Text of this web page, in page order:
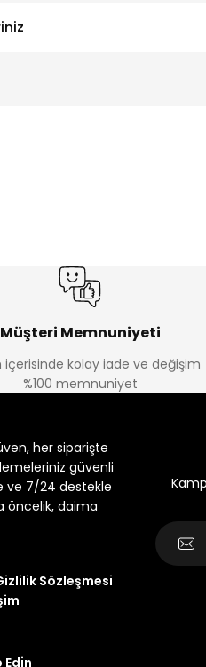
Müşteri Memnuniyeti
içerisinde kolay iade ve değişim
%100 memnuniyet
her siparişte
güvenli
ve 7/24 destekle
öncelik, daima
Sözleşmesi